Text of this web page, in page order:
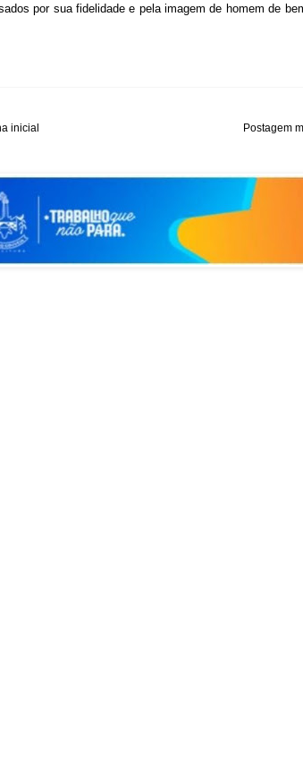
por sua fidelidade e pela imagem de homem de
Postagem
inicial